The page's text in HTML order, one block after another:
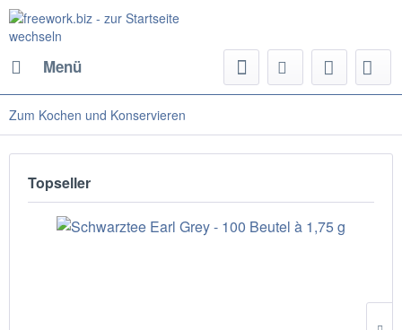
Menü
Zum Kochen und Konservieren
Topseller